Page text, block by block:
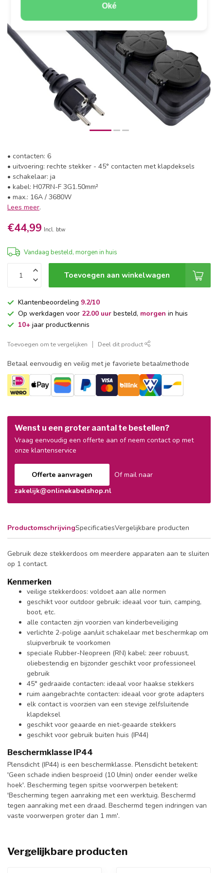
Oké
• contacten: 6
• uitvoering: rechte stekker - 45° contacten met klapdeksels
• schakelaar: ja
• kabel: H07RN-F 3G1.50mm²
• max.: 16A / 3680W
Lees meer.
€44,99 Incl. btw
Vandaag besteld, morgen in huis
Toevoegen aan winkelwagen
Klantenbeoordeling 9.2/10
Op werkdagen voor 22.00 uur besteld, morgen in huis
10+ jaar productkennis
Toevoegen om te vergelijken Deel dit product
Betaal eenvoudig en veilig met je favoriete betaalmethode
Wenst u een groter aantal te bestellen?
Vraag eenvoudig een offerte aan of neem contact op met
onze klantenservice
Offerte aanvragen
Of mail naar
zakelijk@onlinekabelshop.nl
ProductomschrijvingSpecificatiesVergelijkbare producten
Gebruik deze stekkerdoos om meerdere apparaten aan te sluiten
op 1 contact.
Kenmerken
veilige stekkerdoos: voldoet aan alle normen
geschikt voor outdoor gebruik: ideaal voor tuin, camping,
boot, etc.
alle contacten zijn voorzien van kinderbeveiliging
verlichte 2-polige aan/uit schakelaar met beschermkap om
sluipverbruik te voorkomen
speciale Rubber-Neopreen (RN) kabel: zeer robuust,
oliebestendig en bijzonder geschikt voor professioneel
gebruik
45° gedraaide contacten: ideaal voor haakse stekkers
ruim aangebrachte contacten: ideaal voor grote adapters
elk contact is voorzien van een stevige zelfsluitende
klapdeksel
geschikt voor geaarde en niet-geaarde stekkers
geschikt voor gebruik buiten huis (IP44)
Beschermklasse IP44
Plensdicht (IP44) is een beschermklasse. Plensdicht betekent:
'Geen schade indien besproeid (10 l/min) onder eender welke
hoek'. Bescherming tegen spitse voorwerpen betekent:
'Bescherming tegen aanraking met een werktuig. Beschermd
tegen aanraking met een draad. Beschermd tegen indringen van
vaste voorwerpen groter dan 1 mm'.
Vergelijkbare producten